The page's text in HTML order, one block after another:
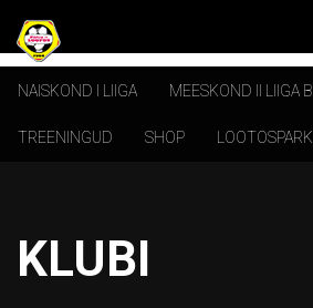
NAISKOND I LIIGA MEESKOND II LIIGA B
TREENINGUD SHOP LOOTOSPARK
KLUBI